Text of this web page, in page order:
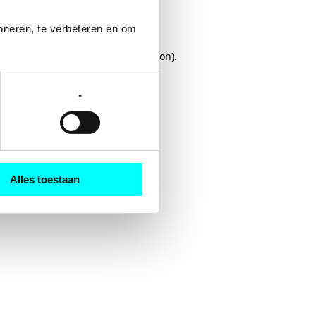
te verbeteren en om
-
Alles toestaan
for more information).